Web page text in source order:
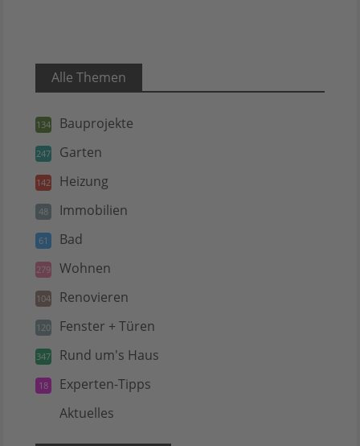
Alle Themen
134 Bauprojekte
247 Garten
142 Heizung
48 Immobilien
61 Bad
279 Wohnen
104 Renovieren
120 Fenster + Türen
347 Rund um's Haus
18 Experten-Tipps
Aktuelles